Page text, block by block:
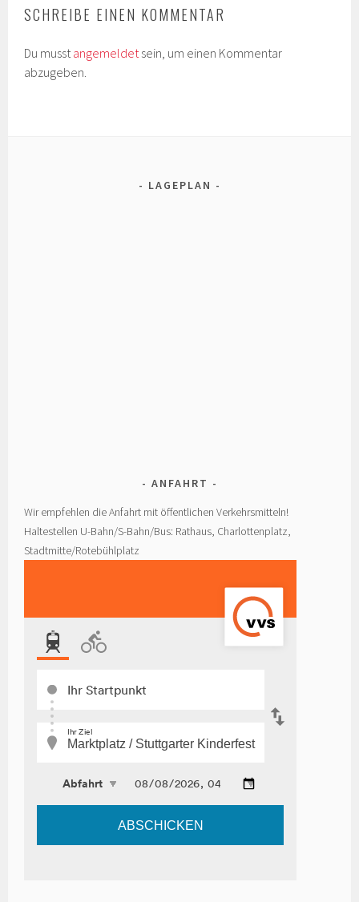
SCHREIBE EINEN KOMMENTAR
Du musstangemeldetsein, um einen Kommentar
abzugeben.
LAGEPLAN
ANFAHRT
Wir empfehlen die Anfahrt mit öffentlichen Verkehrsmitteln!
Haltestellen U-Bahn/S-Bahn/Bus: Rathaus, Charlottenplatz,
Stadtmitte/Rotebühlplatz